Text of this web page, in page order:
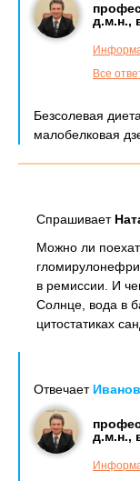
д.м.н.,
Все
Безсолевая
малобелковая
Спрашивает
Можно ли
в ремиссии. И
Солнце, вода в
цитостатиках
Отвечает
д.м.н.,